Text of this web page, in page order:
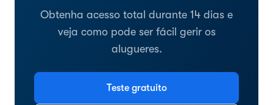
Obtenha acesso total durante 14 dias e
veja como pode ser fácil gerir os
alugueres.
Teste gratuito